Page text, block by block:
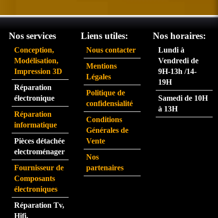
ait du
servi
partic
ulière
ment
rapid
e.
ent
très
eme
nt.
pers
onne
Nos services
Conception,
Modélisation,
Impression 3D
Réparation
électronique
Réparation
informatique
Pièces détachée
electroménager
Fournisseur de
Composants
électroniques
Réparation Tv,
Hifi,
Liens utiles:
Nous contacter
Mentions
Légales
Politique de
confidensialité
Conditions
Générales de
Vente
Nos
partenaires
Nos horaires:
Lundi à
Vendredi de
9H-13h /14-
19H
Samedi de 10H
à 13H